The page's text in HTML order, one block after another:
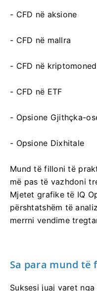
- CFD në aksione
- CFD në mallra
- CFD në
- CFD në ETF
- Opsione Gjithçka-
- Opsione Dixhitale
Mund të filloni të
më pas të vazhdoni
Mjetet grafike të IQ
përshtatshëm të
merrni vendime
Sa para mund të
Suksesi juaj varet